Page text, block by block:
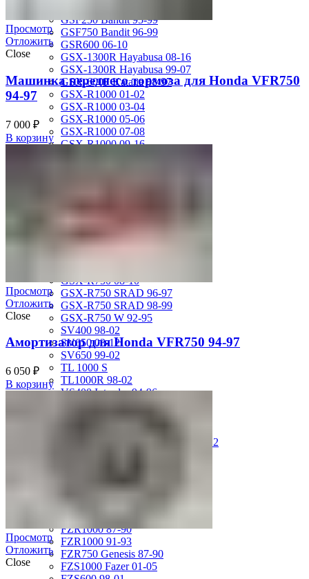
GSF250 Bandit 95-99
GSF750 Bandit 96-99
GSR600 06-10
GSX-1300R Hayabusa 08-16
GSX-1300R Hayabusa 99-07
GSX-600F Katana 88-97
GSX-R1000 01-02
GSX-R1000 03-04
GSX-R1000 05-06
GSX-R1000 07-08
GSX-R1000 09-16
GSX-R600 11-16
GSX-R600 SRAD 97-00
GSX-R750 00-03
GSX-R750 08-10
GSX-R750 SRAD 96-97
GSX-R750 SRAD 98-99
GSX-R750 W 92-95
SV400 98-02
SV650 03-12
SV650 99-02
TL 1000 S
TL1000R 98-02
VS400 Intruder 94-96
VS750 Intruder 85-91
VZR1800 Boulevard M109R 06-12
FZ-1 N/S 06-15
FZ-6 N/S 04-07
FZR1000 87-90
FZR1000 91-93
FZR750 Genesis 87-90
FZS1000 Fazer 01-05
Просмотр
Отложить
Close
Машинка переднего тормоза для Honda VFR750
94-97
7 000 ₽
В корзину
Просмотр
Отложить
Close
Амортизатор для Honda VFR750 94-97
6 050 ₽
В корзину
Просмотр
Отложить
Close